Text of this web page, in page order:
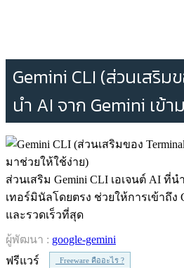
Gemini CLI (ส่วนเสริม
นำ AI จาก Gemini เข้า
ส่วนเสริม Gemini CLI เอเจนต์ AI ที่
เทอร์มินัลโดยตรง ช่วยให้การเข้าถึง
และรวดเร็วที่สุด
ผู้พัฒนา : google-gemini
ฟรีแวร์
Freeware คืออะไร ?